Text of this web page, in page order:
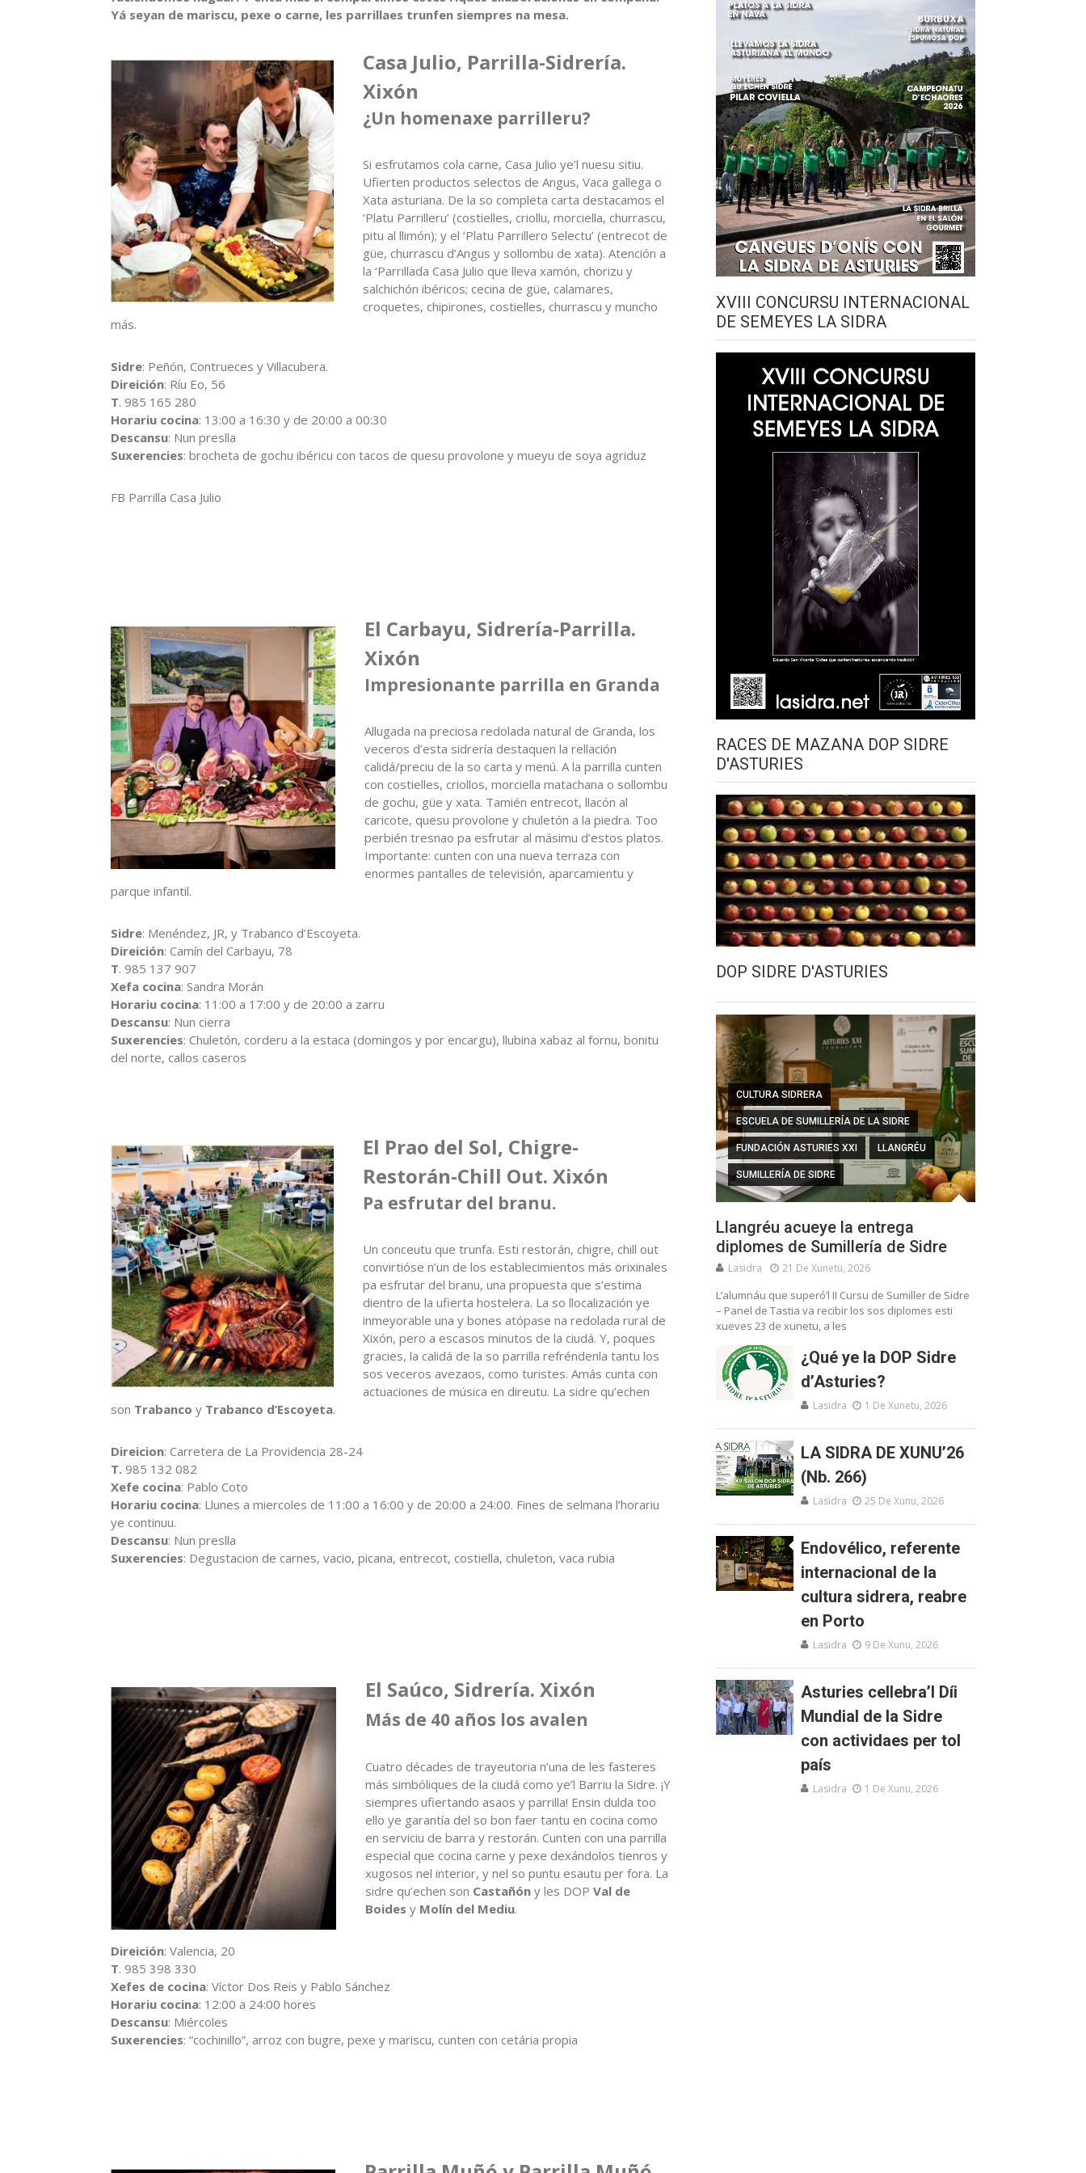
Yá seyan de mariscu, pexe o carne, les parrillaes trunfen siempres na mesa.
Casa Julio, Parrilla-Sidrería.
Xixón
¿Un homenaxe parrilleru?
Si esfrutamos cola carne, Casa Julio ye’l nuesu sitiu.
Ufierten productos selectos de Angus, Vaca gallega o
Xata asturiana. De la so completa carta destacamos el
‘Platu Parrilleru’ (costielles, criollu, morciella, churrascu,
pitu al llimón); y el ‘Platu Parrillero Selectu’ (entrecot de
güe, churrascu d’Angus y sollombu de xata). Atención a
la ‘Parrillada Casa Julio que lleva xamón, chorizu y
salchichón ibéricos; cecina de güe, calamares,
croquetes, chipirones, costielles, churrascu y muncho
más.
Sidre: Peñón, Contrueces y Villacubera.
Direición: Ríu Eo, 56
T. 985 165 280
Horariu cocina: 13:00 a 16:30 y de 20:00 a 00:30
Descansu: Nun preslla
Suxerencies: brocheta de gochu ibéricu con tacos de quesu provolone y mueyu de soya agriduz
FB Parrilla Casa Julio
El Carbayu, Sidrería-Parrilla.
Xixón
Impresionante parrilla en Granda
Allugada na preciosa redolada natural de Granda, los
veceros d’esta sidrería destaquen la rellación
calidá/preciu de la so carta y menú. A la parrilla cunten
con costielles, criollos, morciella matachana o sollombu
de gochu, güe y xata. Tamién entrecot, llacón al
caricote, quesu provolone y chuletón a la piedra. Too
perbién tresnao pa esfrutar al másimu d’estos platos.
Importante: cunten con una nueva terraza con
enormes pantalles de televisión, aparcamientu y
parque infantil.
Sidre: Menéndez, JR, y Trabanco d’Escoyeta.
Direición: Camín del Carbayu, 78
T. 985 137 907
Xefa cocina: Sandra Morán
Horariu cocina: 11:00 a 17:00 y de 20:00 a zarru
Descansu: Nun cierra
Suxerencies: Chuletón, corderu a la estaca (domingos y por encargu), llubina xabaz al fornu, bonitu
del norte, callos caseros
El Prao del Sol, Chigre-
Restorán-Chill Out. Xixón
Pa esfrutar del branu.
Un conceutu que trunfa. Esti restorán, chigre, chill out
convirtióse n’un de los establecimientos más orixinales
pa esfrutar del branu, una propuesta que s’estima
dientro de la ufierta hostelera. La so llocalización ye
inmeyorable una y bones atópase na redolada rural de
Xixón, pero a escasos minutos de la ciudá. Y, poques
gracies, la calidá de la so parrilla refréndenla tantu los
sos veceros avezaos, como turistes. Amás cunta con
actuaciones de música en direutu. La sidre qu’echen
son Trabanco y Trabanco d’Escoyeta.
Direicion: Carretera de La Providencia 28-24
T. 985 132 082
Xefe cocina: Pablo Coto
Horariu cocina: Llunes a miercoles de 11:00 a 16:00 y de 20:00 a 24:00. Fines de selmana l’horariu
ye continuu.
Descansu: Nun preslla
Suxerencies: Degustacion de carnes, vacio, picana, entrecot, costiella, chuleton, vaca rubia
El Saúco, Sidrería. Xixón
Más de 40 años los avalen
Cuatro décades de trayeutoria n’una de les fasteres
más simbóliques de la ciudá como ye’l Barriu la Sidre. ¡Y
siempres ufiertando asaos y parrilla! Ensin dulda too
ello ye garantía del so bon faer tantu en cocina como
en serviciu de barra y restorán. Cunten con una parrilla
especial que cocina carne y pexe dexándolos tienros y
xugosos nel interior, y nel so puntu esautu per fora. La
sidre qu’echen son Castañón y les DOP Val de
Boides y Molín del Mediu.
Direición: Valencia, 20
T. 985 398 330
Xefes de cocina: Víctor Dos Reis y Pablo Sánchez
Horariu cocina: 12:00 a 24:00 hores
Descansu: Miércoles
Suxerencies: “cochinillo”, arroz con bugre, pexe y mariscu, cunten con cetária propia
XVIII CONCURSU INTERNACIONAL
DE SEMEYES LA SIDRA
RACES DE MAZANA DOP SIDRE
D'ASTURIES
DOP SIDRE D'ASTURIES
CULTURA SIDRERA
ESCUELA DE SUMILLERÍA DE LA SIDRE
FUNDACIÓN ASTURIES XXI LLANGRÉU
SUMILLERÍA DE SIDRE
Llangréu acueye la entrega
diplomes de Sumillería de Sidre
Lasidra 21 De Xunetu, 2026
L’alumnáu que superó’l II Cursu de Sumiller de Sidre
– Panel de Tastia va recibir los sos diplomes esti
xueves 23 de xunetu, a les
¿Qué ye la DOP Sidre
d’Asturies?
Lasidra 1 De Xunetu, 2026
LA SIDRA DE XUNU’26
(Nb. 266)
Lasidra 25 De Xunu, 2026
Endovélico, referente
internacional de la
cultura sidrera, reabre
en Porto
Lasidra 9 De Xunu, 2026
Asturies cellebra’l Díi
Mundial de la Sidre
con actividaes per tol
país
Lasidra 1 De Xunu, 2026